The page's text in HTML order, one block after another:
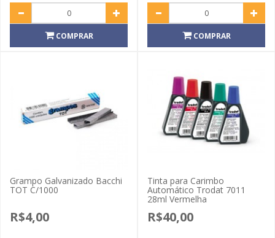
COMPRAR COMPRAR
Grampo Galvanizado Bacchi
TOT C/1000
R$4,00
Tinta para Carimbo
Automático Trodat 7011
28ml Vermelha
R$40,00